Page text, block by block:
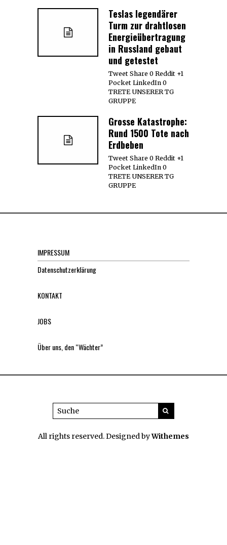
Teslas legendärer
Turm zur drahtlosen
Energieübertragung
in Russland gebaut
und getestet
Tweet Share 0 Reddit +1
Pocket LinkedIn 0
TRETE UNSERER TG
GRUPPE
Grosse Katastrophe:
Rund 1500 Tote nach
Erdbeben
Tweet Share 0 Reddit +1
Pocket LinkedIn 0
TRETE UNSERER TG
GRUPPE
IMPRESSUM
Datenschutzerklärung
KONTAKT
JOBS
Über uns, den “Wächter”
All rights reserved. Designed byWithemes